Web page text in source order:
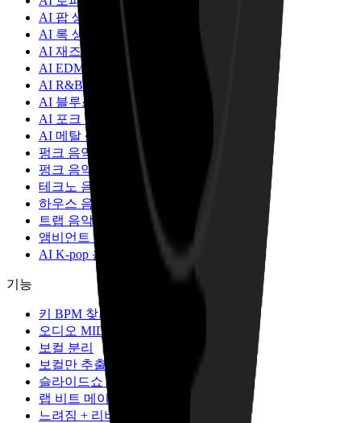
AI 팝 생성기
AI 록 생성기
AI 재즈 생성기
AI EDM 생성기
AI R&B 생성기
AI 블루스 생성기
AI 포크 생성기
AI 메탈 생성기
펑크 음악 생성기
펑크 음악 생성기
테크노 음악 생성기
하우스 음악 생성기
트랩 음악 생성기
앰비언트 음악 생성기
AI K-pop 음악 생성기
기능
키 BPM 찾기
오디오 MIDI 변환기
보컬 분리
보컬만 추출
슬라이드쇼 메이커
랩 비트 메이커
느려짐 + 리버브 생성기